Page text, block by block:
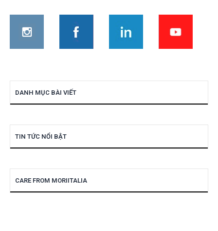
DANH MỤC BÀI VIẾT
TIN TỨC NỔI BẬT
CARE FROM MORIITALIA